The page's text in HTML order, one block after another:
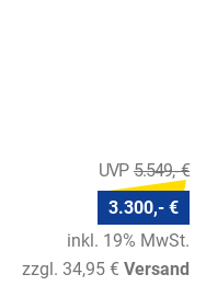
5.549,- €
3.300,- €
inkl. 19% MwSt.
zzgl. 34,95 € Versand